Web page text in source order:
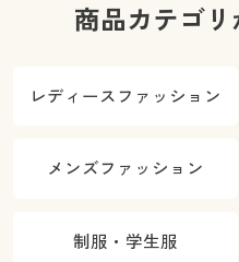
商品カテゴ
レディースファッション
メンズファッション
制服・学生服